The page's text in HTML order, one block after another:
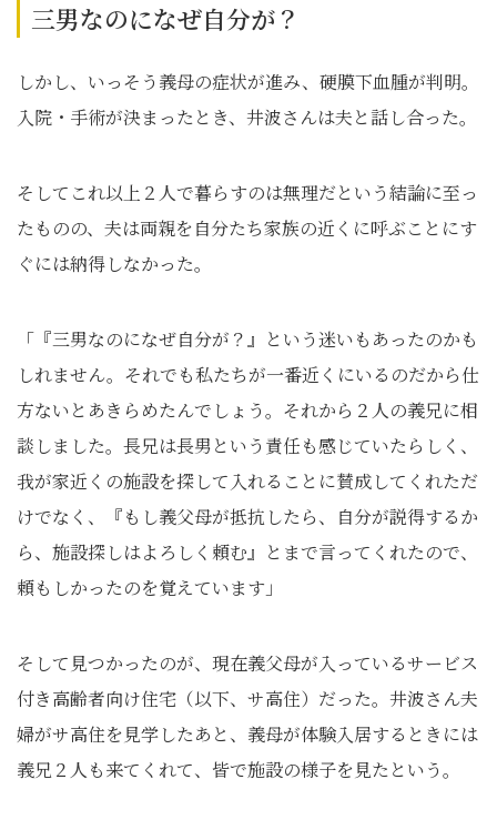
三男なのになぜ自分が？
しかし、いっそう義母の症状が進み、硬膜下血腫が判明。
入院・手術が決まったとき、井波さんは夫と話し合った。
そしてこれ以上２人で暮らすのは無理だという結論に至っ
たものの、夫は両親を自分たち家族の近くに呼ぶことにす
ぐには納得しなかった。
「『三男なのになぜ自分が？』という迷いもあったのかも
しれません。それでも私たちが一番近くにいるのだから仕
方ないとあきらめたんでしょう。それから２人の義兄に相
談しました。長兄は長男という責任も感じていたらしく、
我が家近くの施設を探して入れることに賛成してくれただ
けでなく、『もし義父母が抵抗したら、自分が説得するか
ら、施設探しはよろしく頼む』とまで言ってくれたので、
頼もしかったのを覚えています」
そして見つかったのが、現在義父母が入っているサービス
付き高齢者向け住宅（以下、サ高住）だった。井波さん夫
婦がサ高住を見学したあと、義母が体験入居するときには
義兄２人も来てくれて、皆で施設の様子を見たという。